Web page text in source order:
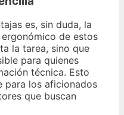
es, sin duda, la
ergonómico de estos
la tarea, sino que
para quienes
técnica. Esto
para los aficionados
que buscan